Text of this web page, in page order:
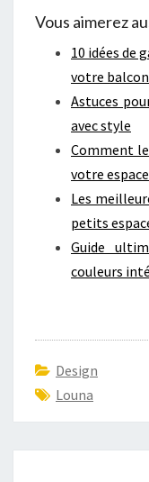
Vous aimerez
10 idées de
votre balcon
Astuces
avec style
Comment
votre
Les
petits
Guide
couleurs
Design
Louna